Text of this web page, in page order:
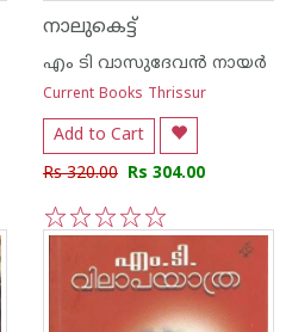
നാലുകെട്ട്
എം ടി വാസുദേവന്‍ നായര്‍
Current Books Thrissur
Add to Cart
Rs 320.00 Rs 304.00
5
4
3
2
1